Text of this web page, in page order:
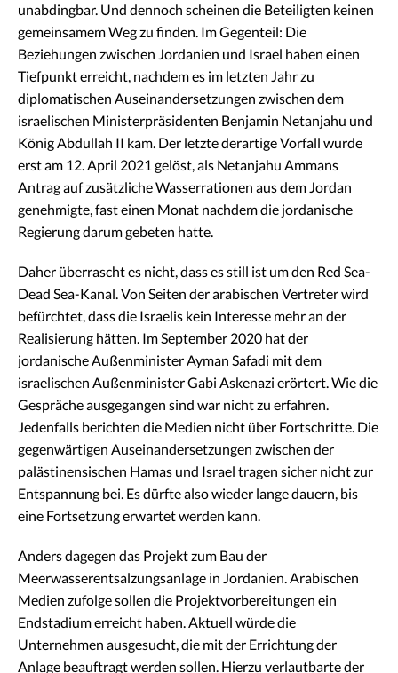
unabdingbar. Und dennoch scheinen die Beteiligten keinen
gemeinsamem Weg zu finden. Im Gegenteil: Die
Beziehungen zwischen Jordanien und Israel haben einen
Tiefpunkt erreicht, nachdem es im letzten Jahr zu
diplomatischen Auseinandersetzungen zwischen dem
israelischen Ministerpräsidenten Benjamin Netanjahu und
König Abdullah II kam. Der letzte derartige Vorfall wurde
erst am 12. April 2021 gelöst, als Netanjahu Ammans
Antrag auf zusätzliche Wasserrationen aus dem Jordan
genehmigte, fast einen Monat nachdem die jordanische
Regierung darum gebeten hatte.
Daher überrascht es nicht, dass es still ist um den Red Sea-
Dead Sea-Kanal. Von Seiten der arabischen Vertreter wird
befürchtet, dass die Israelis kein Interesse mehr an der
Realisierung hätten. Im September 2020 hat der
jordanische Außenminister Ayman Safadi mit dem
israelischen Außenminister Gabi Askenazi erörtert. Wie die
Gespräche ausgegangen sind war nicht zu erfahren.
Jedenfalls berichten die Medien nicht über Fortschritte. Die
gegenwärtigen Auseinandersetzungen zwischen der
palästinensischen Hamas und Israel tragen sicher nicht zur
Entspannung bei. Es dürfte also wieder lange dauern, bis
eine Fortsetzung erwartet werden kann.
Anders dagegen das Projekt zum Bau der
Meerwasserentsalzungsanlage in Jordanien. Arabischen
Medien zufolge sollen die Projektvorbereitungen ein
Endstadium erreicht haben. Aktuell würde die
Unternehmen ausgesucht, die mit der Errichtung der
Anlage beauftragt werden sollen. Hierzu verlautbarte der